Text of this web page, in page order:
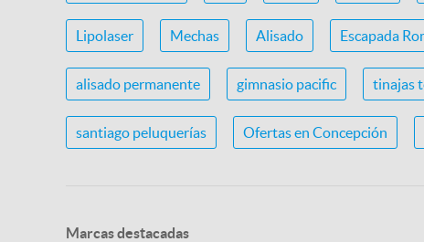
Lipolaser Mechas Alisado Escapada
alisado permanente gimnasio pacific tinajas
santiago peluquerías Ofertas en Concepción
Marcas destacadas